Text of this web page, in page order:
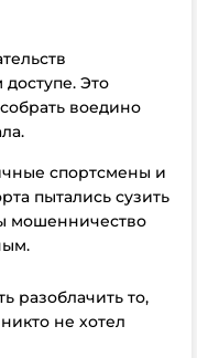
Это
воедино
спортсмены и
пытались сузить
мошенничество
разоблачить то,
не хотел